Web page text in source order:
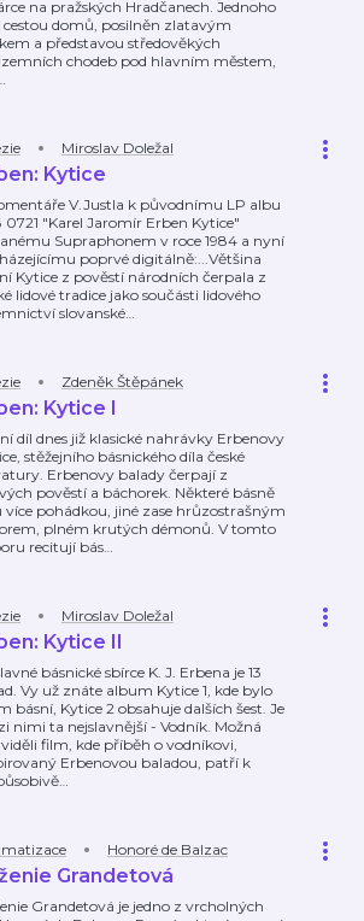
na pražských Hradčanech. Jednoho
cestou domů, posilněn zlatavým
a představou středověkých
chodeb pod hlavním městem,
Miroslav Doležal
Kytice
V.Justla k původnímu LP albu
0721 "Karel Jaromír Erben Kytice"
Supraphonem v roce 1984 a nyní
poprvé digitálně:...Většina
Kytice z pověstí národních čerpala z
lidové tradice jako součásti lidového
slovanské…
Zdeněk Štěpánek
Kytice I
díl dnes již klasické nahrávky Erbenovy
stěžejního básnického díla české
Erbenovy balady čerpají z
pověstí a báchorek. Některé básně
více pohádkou, jiné zase hrůzostrašným
plném krutých démonů. V tomto
recitují bás…
Miroslav Doležal
Kytice II
básnické sbírce K. J. Erbena je 13
Vy už znáte album Kytice 1, kde bylo
básní, Kytice 2 obsahuje dalších šest. Je
nimi ta nejslavnější - Vodník. Možná
viděli film, kde příběh o vodníkovi,
Erbenovou baladou, patří k
…
Honoré de Balzac
Grandetová
Grandetová je jedno z vrcholných